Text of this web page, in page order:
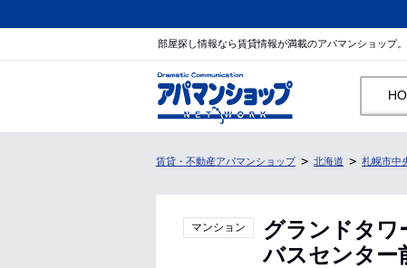
部屋探し情報なら賃貸情報が満載のアパマンショップ
賃貸・不動産アパマンショップ 北海道 札幌市中
マンション
グランドタワ
バスセンター